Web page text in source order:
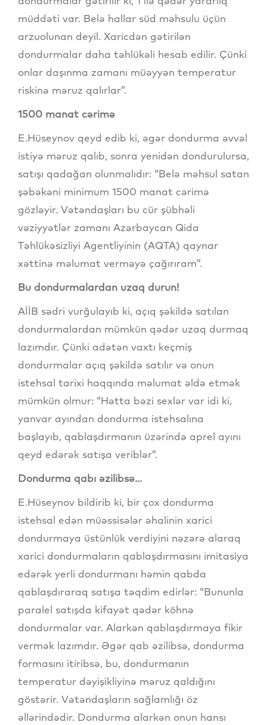
müddəti var. Belə hallar süd məhsulu üçün
arzuolunan deyil. Xaricdən gətirilən
dondurmalar daha təhlükəli hesab edilir. Çünki
onlar daşınma zamanı müəyyən temperatur
riskinə məruz qalırlar”.
1500 manat cərimə
E.Hüseynov qeyd edib ki, əgər dondurma əvvəl
istiyə məruz qalıb, sonra yenidən dondurulursa,
satışı qadağan olunmalıdır: “Belə məhsul satan
şəbəkəni minimum 1500 manat cərimə
gözləyir. Vətəndaşları bu cür şübhəli
vəziyyətlər zamanı Azərbaycan Qida
Təhlükəsizliyi Agentliyinin (AQTA) qaynar
xəttinə məlumat verməyə çağırıram”.
Bu dondurmalardan uzaq durun!
AİİB sədri vurğulayıb ki, açıq şəkildə satılan
dondurmalardan mümkün qədər uzaq durmaq
lazımdır. Çünki adətən vaxtı keçmiş
dondurmalar açıq şəkildə satılır və onun
istehsal tarixi haqqında məlumat əldə etmək
mümkün olmur: “Hətta bəzi sexlər var idi ki,
yanvar ayından dondurma istehsalına
başlayıb, qablaşdırmanın üzərində aprel ayını
qeyd edərək satışa veriblər”.
Dondurma qabı əzilibsə...
E.Hüseynov bildirib ki, bir çox dondurma
istehsal edən müəssisələr əhalinin xarici
dondurmaya üstünlük verdiyini nəzərə alaraq
xarici dondurmaların qablaşdırmasını imitasiya
edərək yerli dondurmanı həmin qabda
qablaşdıraraq satışa təqdim edirlər: “Bununla
paralel satışda kifayət qədər köhnə
dondurmalar var. Alarkən qablaşdırmaya fikir
vermək lazımdır. Əgər qab əzilibsə, dondurma
formasını itiribsə, bu, dondurmanın
temperatur dəyişikliyinə məruz qaldığını
göstərir. Vətəndaşların sağlamlığı öz
əllərindədir. Dondurma alarkən onun hansı